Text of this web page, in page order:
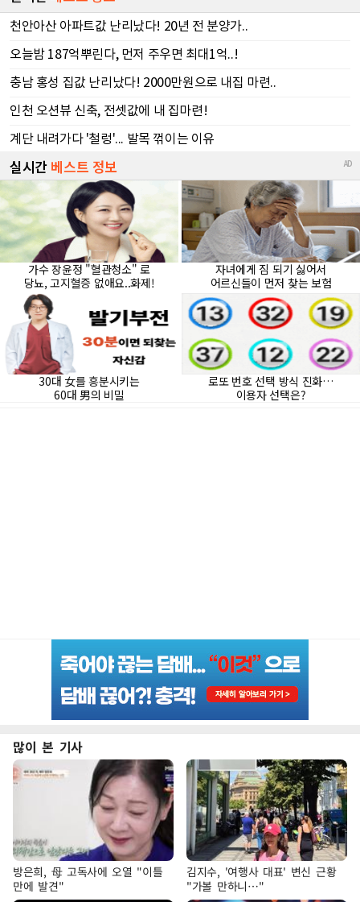
많이 본 기사
방은희, 母 고독사에 오열 "이틀
만에 발견"
김지수, '여행사 대표' 변신 근황
"가볼 만하니…"